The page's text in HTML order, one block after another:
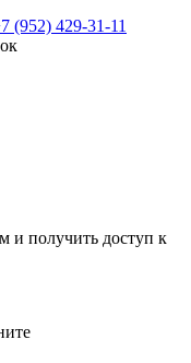
(952) 429-31-11
и получить доступ к